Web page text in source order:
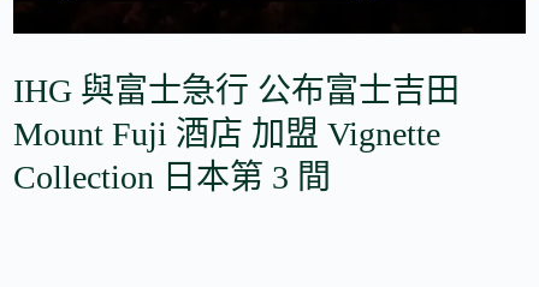
IHG 與富士急行 公布富士吉田
Mount Fuji 酒店 加盟 Vignette
Collection 日本第 3 間